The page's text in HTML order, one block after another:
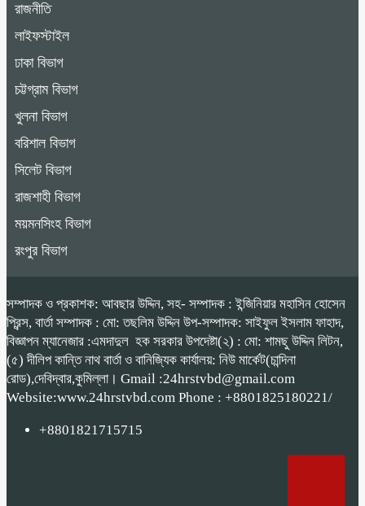
রাজনীতি
লাইফস্টাইল
ঢাকা বিভাগ
চট্টগ্রাম বিভাগ
খুলনা বিভাগ
বরিশাল বিভাগ
সিলেট বিভাগ
রাজশাহী বিভাগ
ময়মনসিংহ বিভাগ
রংপুর বিভাগ
সম্পাদক ও প্রকাশক: আবছার উদ্দিন, সহ- সম্পাদক : ইন্জিনিয়ার মহাসিন হোসেন
প্রিন্স, বার্তা সম্পাদক : মো: তছলিম উদ্দিন উপ-সম্পাদক: সাইফুল ইসলাম ফাহাদ,
বিজ্ঞাপন ম্যানেজার :এমদাদুল হক সরকার উপদেষ্টা(২) : মো: শামছু উদ্দিন লিটন,
(৫) দীলিপ কান্তি নাথ বার্তা ও বানিজ্যিক কার্যালয়: নিউ মার্কেট(চান্দিনা
রোড),দেবিদ্বার,কুমিল্লা। Gmail :24hrstvbd@gmail.com
Website:www.24hrstvbd.com Phone : +8801825180221/
+8801821715715